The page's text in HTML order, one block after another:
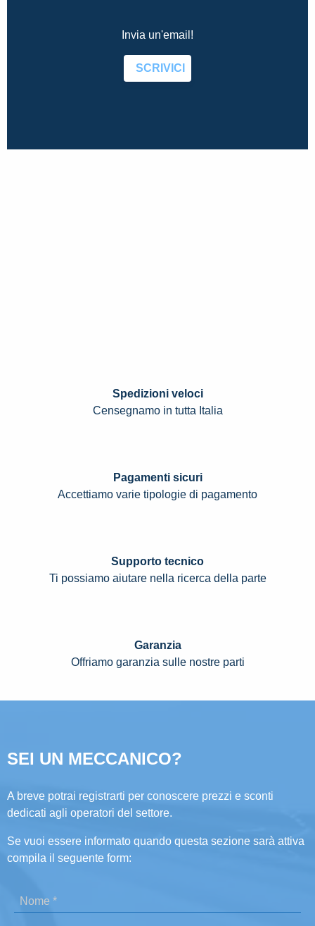
Invia un'email!
SCRIVICI
Spedizioni veloci
Censegnamo in tutta Italia
Pagamenti sicuri
Accettiamo varie tipologie di pagamento
Supporto tecnico
Ti possiamo aiutare nella ricerca della parte
Garanzia
Offriamo garanzia sulle nostre parti
SEI UN MECCANICO?
A breve potrai registrarti per conoscere prezzi e sconti
dedicati agli operatori del settore.
Se vuoi essere informato quando questa sezione sarà attiva
compila il seguente form: